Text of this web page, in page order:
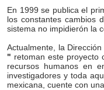
En 1999 se publica el
los constantes cambios
sistema no impidierón la
Actualmente, la
" retoman este proyecto
recursos humanos en
investigadores y toda
mexicana, cuente con